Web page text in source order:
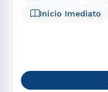
Início Imediato